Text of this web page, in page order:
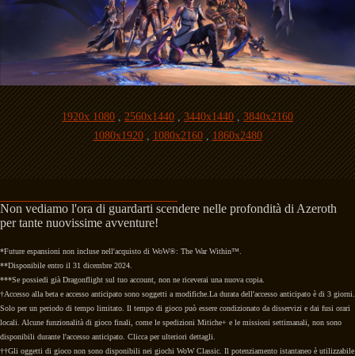
1920x 1080,2560x1440,3440x1440,3840x2160
1080x1920,1080x2160,1860x2480
Non vediamo l'ora di guardarti scendere nelle profondità di Azeroth
per tante nuovissime avventure!
*Future espansioni non incluse nell'acquisto di WoW®: The War Within™.
**Disponibile entro il 31 dicembre 2024.
***Se possiedi già Dragonflight sul tuo account, non ne riceverai una nuova copia.
†Accesso alla beta e accesso anticipato sono soggetti a modifiche.La durata dell'accesso anticipato è di 3 giorni.
Solo per un periodo di tempo limitato. Il tempo di gioco può essere condizionato da disservizi e dai fusi orari
locali. Alcune funzionalità di gioco finali, come le spedizioni Mitiche+ e le missioni settimanali, non sono
disponibili durante l'accesso anticipato. Clicca per ulteriori dettagli.
††Gli oggetti di gioco non sono disponibili nei giochi WoW Classic. Il potenziamento istantaneo è utilizzabile